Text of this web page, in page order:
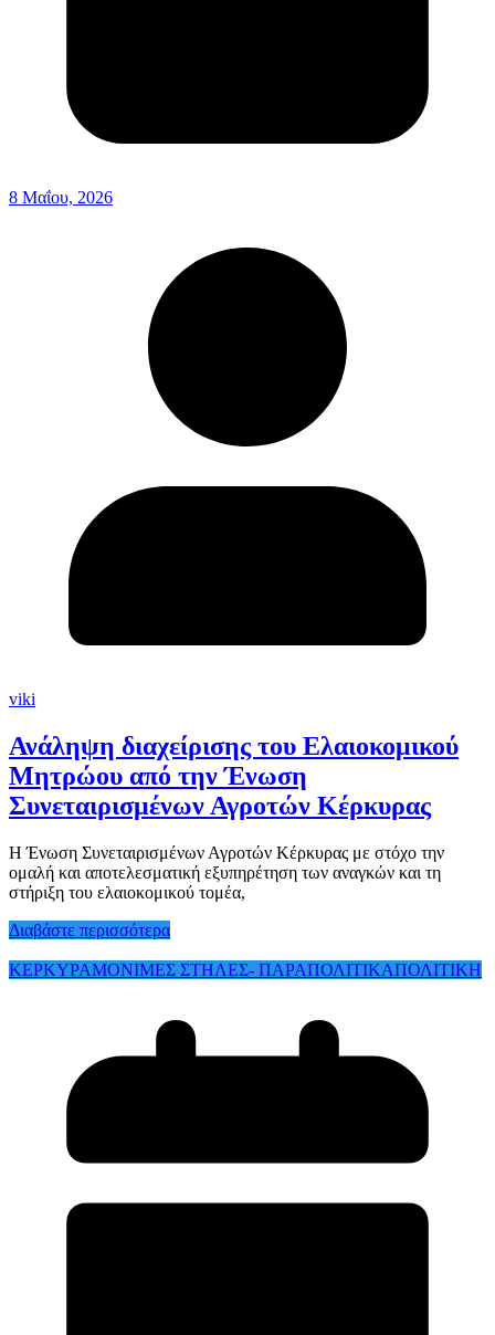
8 Μαΐου, 2026
viki
Ανάληψη διαχείρισης του Ελαιοκομικού
Μητρώου από την Ένωση
Συνεταιρισμένων Αγροτών Κέρκυρας
Η Ένωση Συνεταιρισμένων Αγροτών Κέρκυρας με στόχο την
ομαλή και αποτελεσματική εξυπηρέτηση των αναγκών και τη
στήριξη του ελαιοκομικού τομέα,
Διαβάστε περισσότερα
ΚΕΡΚΥΡΑΜΟΝΙΜΕΣ ΣΤΗΛΕΣ- ΠΑΡΑΠΟΛΙΤΙΚΑΠΟΛΙΤΙΚΗ